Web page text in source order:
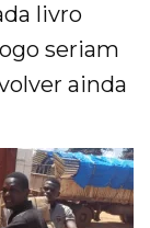
livro
seriam
ainda